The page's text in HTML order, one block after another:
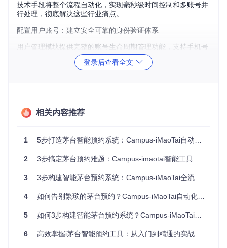
技术手段将整个流程自动化，实现毫秒级时间控制和多账号并
行处理，彻底解决这些行业痛点。
配置用户账号：建立安全可靠的身份验证体系
用户管理模块提供完整的账号生命周期管理功能，支持手机号
验证码快速绑定茅台账号。通过加密存储和权限隔离机制，确
保账号信息安全。用户只需在界面输入手机号并获取验证码，
图：茅台账号添加界面，展示手机号验证流程和账号绑定功能
号进行分组管理。用户可在管理界面查看所有账号的预约状
化展示方式让账号状态一目了然，支持快速筛选和批量操作。
图：多账号管理列表，展示账号基本信息和操作选项
技术架构解析：构建高可靠的自动化系统
登录后查看全文
相关内容推荐
1 5步打造茅台智能预约系统：Campus-iMaoTai自动化解决方案
2 3步搞定茅台预约难题：Campus-imaotai智能工具让抢购效率提升300%
3 3步构建智能茅台预约系统：Campus-iMaoTai全流程指南
4 如何告别繁琐的茅台预约？Campus-iMaoTai自动化系统让申购效率提升10倍
5 如何3步构建智能茅台预约系统？Campus-iMaoTai高效自动化解决方案全解析
6 高效掌握i茅台智能预约工具：从入门到精通的实战指南